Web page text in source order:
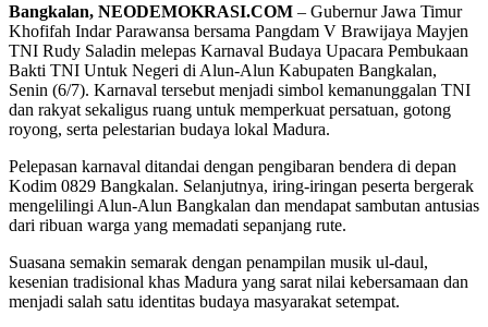
Bangkalan, NEODEMOKRASI.COM – Gubernur Jawa Timur
Khofifah Indar Parawansa bersama Pangdam V Brawijaya Mayjen
TNI Rudy Saladin melepas Karnaval Budaya Upacara Pembukaan
Bakti TNI Untuk Negeri di Alun-Alun Kabupaten Bangkalan,
Senin (6/7). Karnaval tersebut menjadi simbol kemanunggalan TNI
dan rakyat sekaligus ruang untuk memperkuat persatuan, gotong
royong, serta pelestarian budaya lokal Madura.
Pelepasan karnaval ditandai dengan pengibaran bendera di depan
Kodim 0829 Bangkalan. Selanjutnya, iring-iringan peserta bergerak
mengelilingi Alun-Alun Bangkalan dan mendapat sambutan antusias
dari ribuan warga yang memadati sepanjang rute.
Suasana semakin semarak dengan penampilan musik ul-daul,
kesenian tradisional khas Madura yang sarat nilai kebersamaan dan
menjadi salah satu identitas budaya masyarakat setempat.